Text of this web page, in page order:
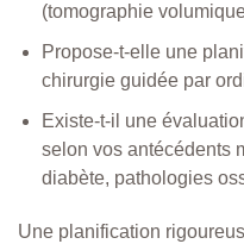
(tomographie
Propose-t-elle une
chirurgie guidée par
Existe-t-il une
selon vos antécédents
diabète, pathologies
Une planification